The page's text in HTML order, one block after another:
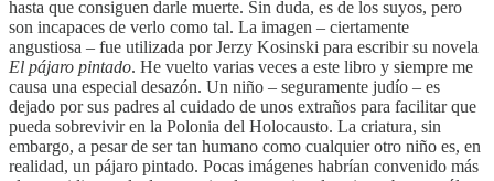
hasta que consiguen darle muerte. Sin duda, es de los suyos, pero
son incapaces de verlo como tal. La imagen – ciertamente
angustiosa – fue utilizada por Jerzy Kosinski para escribir su novela
El pájaro pintado. He vuelto varias veces a este libro y siempre me
causa una especial desazón. Un niño – seguramente judío – es
dejado por sus padres al cuidado de unos extraños para facilitar que
pueda sobrevivir en la Polonia del Holocausto. La criatura, sin
embargo, a pesar de ser tan humano como cualquier otro niño es, en
realidad, un pájaro pintado. Pocas imágenes habrían convenido más